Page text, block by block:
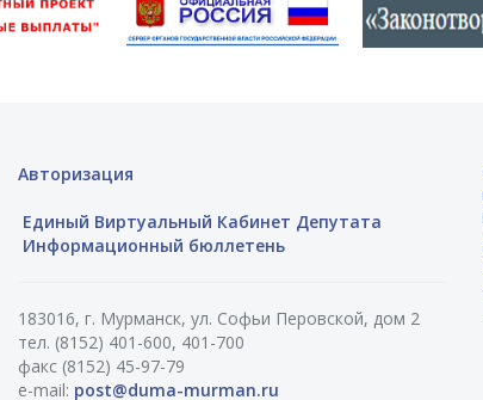
Авторизация
Единый Виртуальный Кабинет Депутата
Информационный бюллетень
183016, г. Мурманск, ул. Софьи Перовской, дом 2
тел. (8152) 401-600, 401-700
факс (8152) 45-97-79
e-mail: post@duma-murman.ru